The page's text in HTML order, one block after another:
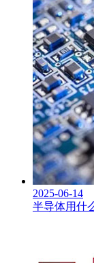
2025-06-14
半导体用什